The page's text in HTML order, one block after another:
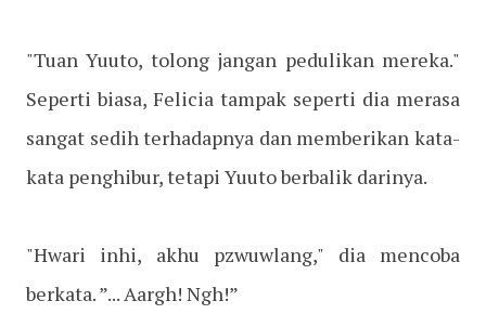
"Tuan Yuuto, tolong jangan pedulikan mereka."
Seperti biasa, Felicia tampak seperti dia merasa
sangat sedih terhadapnya dan memberikan kata-
kata penghibur, tetapi Yuuto berbalik darinya.
"Hwari inhi, akhu pzwuwlang," dia mencoba
berkata. ”... Aargh! Ngh!”